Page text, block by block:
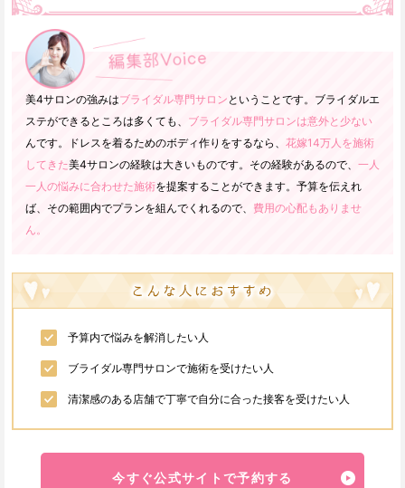
美4サロンの強みはブライダル専門サロン ということです。ブライダルエ
ステができるところは多くても、 ブライダル専門サロンは意外と少ない
んです。ドレスを着るためのボディ作りをするなら、 花嫁14万人を施術
してきた美4サロンの経験は大きいものです。その経験があるので、 一人
一人の悩みに合わせた施術を提案することができます。予算を伝えれ
ば、その範囲内でプランを組んでくれるので、 費用の心配もありませ
ん。
予算内で悩みを解消したい人
ブライダル専門サロンで施術を受けたい人
清潔感のある店舗で丁寧で自分に合った接客を受けたい人
今すぐ公式サイトで予約する